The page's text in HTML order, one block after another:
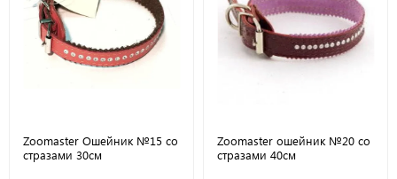
Zoomaster Ошейник №15 со
стразами 30см
Zoomaster ошейник №20 со
стразами 40см